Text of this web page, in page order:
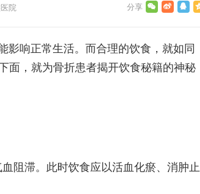
院
影响正常生活。而合理的饮食，就如同
面，就为骨折患者揭开饮食秘籍的神秘
阻滞。此时饮食应以活血化瘀、消肿止